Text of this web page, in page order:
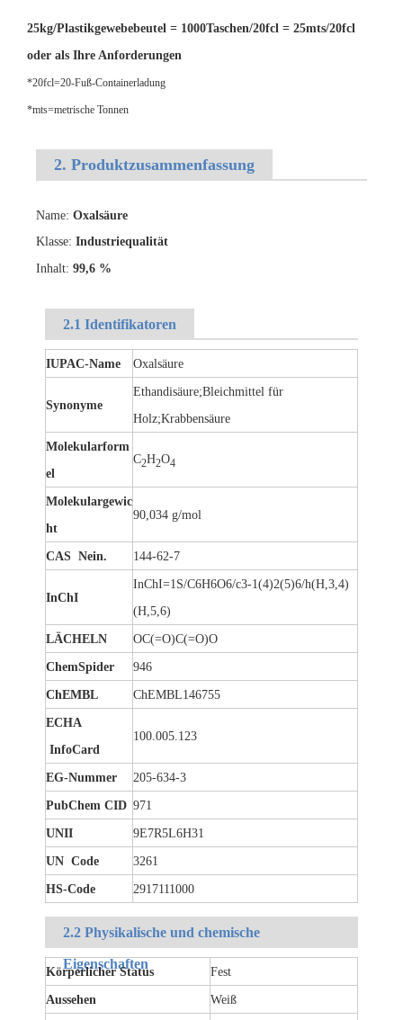
25kg/Plastikgewebebeutel = 1000Taschen/20fcl = 25mts/20fcl
oder als Ihre Anforderungen
*20fcl=20-Fuß-Containerladung
*mts=metrische Tonnen
2. Produktzusammenfassung
Name: Oxalsäure
Klasse: Industriequalität
Inhalt: 99,6 %
2.1 Identifikatoren
IUPAC-Name Oxalsäure
Synonyme
Ethandisäure;Bleichmittel für
Holz;Krabbensäure
Molekularform
el
C2H2O4
Molekulargewic
ht
90,034 g/mol
CAS Nein. 144-62-7
InChI
InChI=1S/C6H6O6/c3-1(4)2(5)6/h(H,3,4)
(H,5,6)
LÄCHELN OC(=O)C(=O)O
ChemSpider 946
ChEMBL ChEMBL146755
ECHA
InfoCard
100.005.123
EG-Nummer 205-634-3
PubChem CID 971
UNII 9E7R5L6H31
UN Code 3261
HS-Code 2917111000
2.2 Physikalische und chemische
Eigenschaften
Körperlicher Status Fest
Aussehen Weiß